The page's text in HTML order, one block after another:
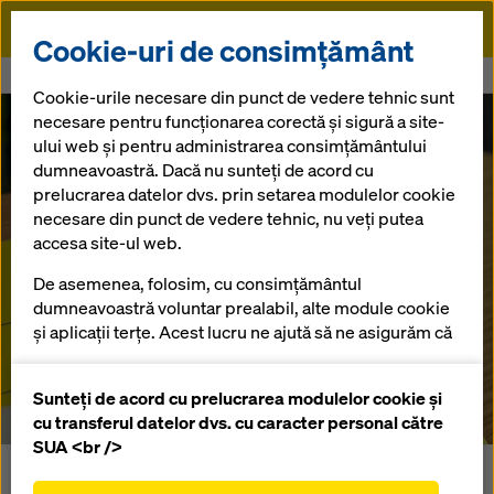
Doka
Training cu cofraje Doka la Miercurea-Ciuc
Training cu
cofraje Doka la
Miercurea-Ciuc
18.05.2021 | Romania
Pe 14 mai 2021, la Miercurea-Ciuc, Doka România a
Cookie-uri de consimțământ
Cookie-urile necesare din punct de vedere tehnic sunt
necesare pentru funcționarea corectă și sigură a site-
ului web și pentru administrarea consimțământului
dumneavoastră. Dacă nu sunteți de acord cu
prelucrarea datelor dvs. prin setarea modulelor cookie
necesare din punct de vedere tehnic, nu veți putea
accesa site-ul web.
De asemenea, folosim, cu consimțământul
dumneavoastră voluntar prealabil, alte module cookie
și aplicații terțe. Acest lucru ne ajută să ne asigurăm că
îmbunătățirea continuă a funcționalității site-ului
nostru web (cookie-uri funcționale și statistice),
facilitarea unui proces de cumpărare fără
Sunteți de acord cu prelucrarea modulelor cookie și
cu transferul datelor dvs. cu caracter personal către
SUA <br />